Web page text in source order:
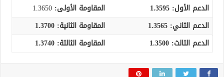
الدعم الأول: 1.3595
المقاومة الأولى:
الدعم الثاني: 1.3565 المقاومة الثانية: 1.3700
الدعم الثالث: المقاومة الثالثة: 1.3740